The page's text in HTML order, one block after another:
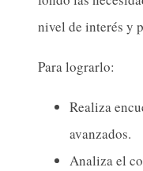
nivel de interés y
Para lograrlo:
Realiza
avanzados.
Analiza el